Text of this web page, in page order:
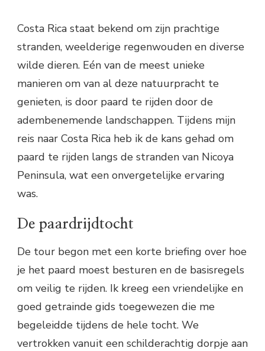
Costa Rica staat bekend om zijn prachtige
stranden, weelderige regenwouden en diverse
wilde dieren. Eén van de meest unieke
manieren om van al deze natuurpracht te
genieten, is door paard te rijden door de
adembenemende landschappen. Tijdens mijn
reis naar Costa Rica heb ik de kans gehad om
paard te rijden langs de stranden van Nicoya
Peninsula, wat een onvergetelijke ervaring
was.
De paardrijdtocht
De tour begon met een korte briefing over hoe
je het paard moest besturen en de basisregels
om veilig te rijden. Ik kreeg een vriendelijke en
goed getrainde gids toegewezen die me
begeleidde tijdens de hele tocht. We
vertrokken vanuit een schilderachtig dorpje aan